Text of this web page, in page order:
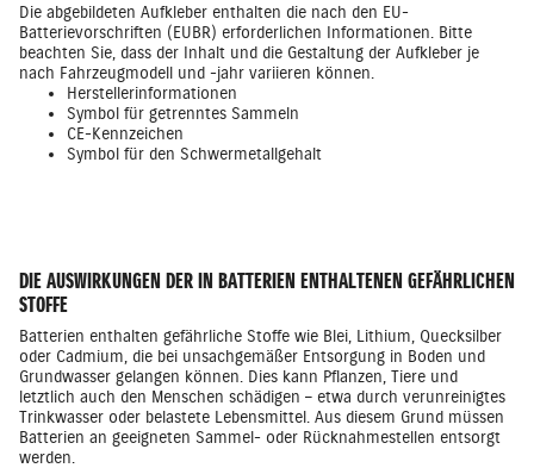
Die abgebildeten Aufkleber enthalten die nach den EU-
Batterievorschriften (EUBR) erforderlichen Informationen. Bitte
beachten Sie, dass der Inhalt und die Gestaltung der Aufkleber je
nach Fahrzeugmodell und -jahr variieren können.
Herstellerinformationen
Symbol für getrenntes Sammeln
CE-Kennzeichen
Symbol für den Schwermetallgehalt
DIE AUSWIRKUNGEN DER IN BATTERIEN ENTHALTENEN GEFÄHRLICHEN
STOFFE
Batterien enthalten gefährliche Stoffe wie Blei, Lithium, Quecksilber
oder Cadmium, die bei unsachgemäßer Entsorgung in Boden und
Grundwasser gelangen können. Dies kann Pflanzen, Tiere und
letztlich auch den Menschen schädigen – etwa durch verunreinigtes
Trinkwasser oder belastete Lebensmittel. Aus diesem Grund müssen
Batterien an geeigneten Sammel- oder Rücknahmestellen entsorgt
werden.